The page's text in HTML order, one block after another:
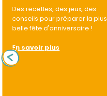
Des recettes, des jeux, des
conseils pour préparer la plus
belle fête d'anniversaire !
En savoir plus